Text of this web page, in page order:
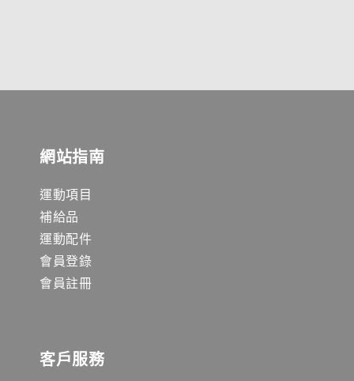
網站指南
運動項目
補給品
運動配件
會員登錄
會員註冊
客戶服務